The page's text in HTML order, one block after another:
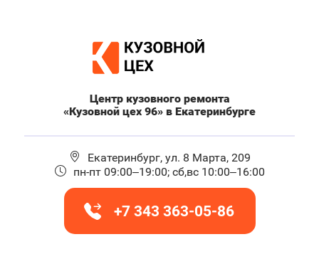
Центр кузовного ремонта
«Кузовной цех 96» в Екатеринбурге
Екатеринбург, ул. 8 Марта, 209
пн-пт 09:00–19:00; сб,вс 10:00–16:00
+7 343 363-05-86